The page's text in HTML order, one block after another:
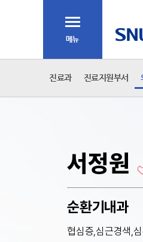
진료과 진료지원부서
서정원
순환기내과
협심증,심근경색,